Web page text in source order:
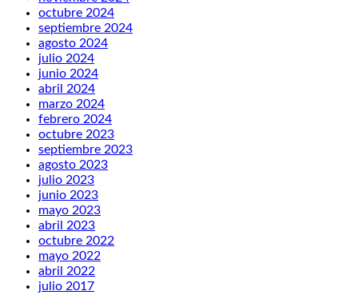
octubre 2024
septiembre 2024
agosto 2024
julio 2024
junio 2024
abril 2024
marzo 2024
febrero 2024
octubre 2023
septiembre 2023
agosto 2023
julio 2023
junio 2023
mayo 2023
abril 2023
octubre 2022
mayo 2022
abril 2022
julio 2017